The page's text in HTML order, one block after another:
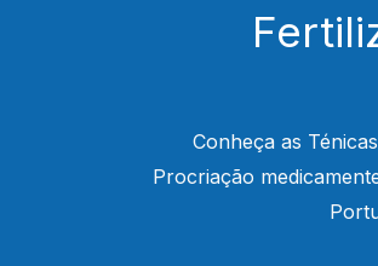
Conheça as
Procriação